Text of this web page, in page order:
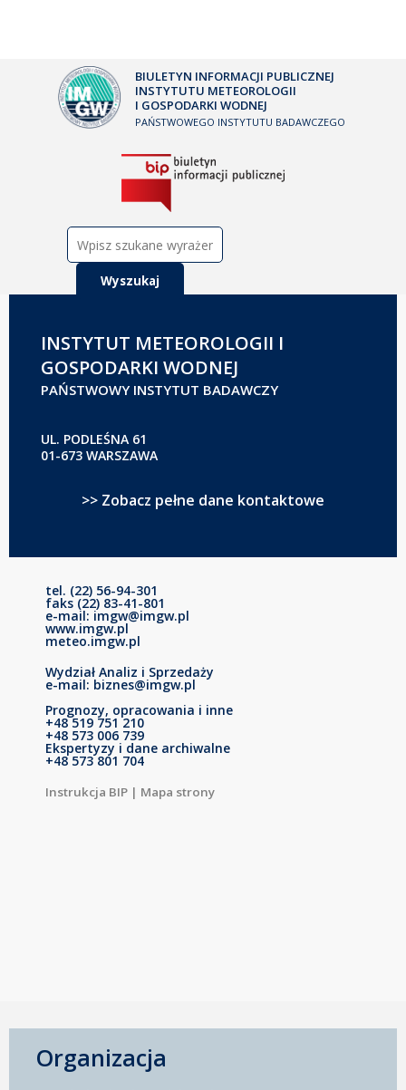
BIULETYN INFORMACJI PUBLICZNEJ
INSTYTUTU METEOROLOGII
I GOSPODARKI WODNEJ
PAŃSTWOWEGO INSTYTUTU BADAWCZEGO
INSTYTUT METEOROLOGII I
GOSPODARKI WODNEJ
PAŃSTWOWY INSTYTUT BADAWCZY
UL. PODLEŚNA 61
01-673 WARSZAWA
>> Zobacz pełne dane kontaktowe
tel. (22) 56-94-301
faks (22) 83-41-801
e-mail: imgw@imgw.pl
www.imgw.pl
meteo.imgw.pl
Wydział Analiz i Sprzedaży
e-mail: biznes@imgw.pl
Prognozy, opracowania i inne
+48 519 751 210
+48 573 006 739
Ekspertyzy i dane archiwalne
+48 573 801 704
Instrukcja BIP | Mapa strony
Organizacja